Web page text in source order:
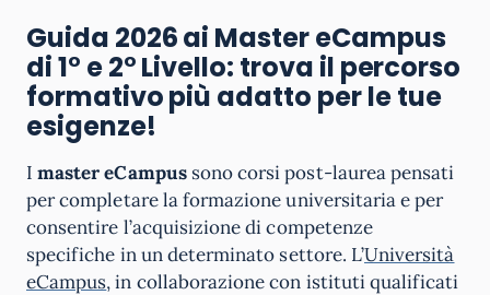
Guida 2026 ai Master eCampus
di 1° e 2° Livello: trova il percorso
formativo più adatto per le tue
esigenze!
Imaster eCampussono corsi post-laurea pensati
per completare la formazione universitaria e per
consentire l’acquisizione di competenze
specifiche in un determinato settore. L’Università
eCampus, in collaborazione con istituti qualificati